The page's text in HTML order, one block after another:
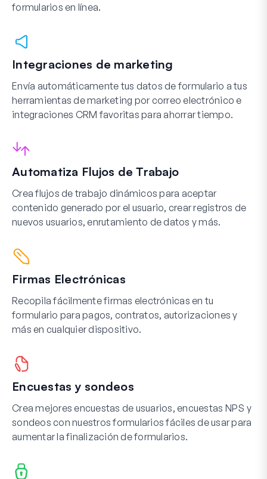
formularios en línea.
Integraciones de marketing
Envía automáticamente tus datos de formulario a tus
herramientas de marketing por correo electrónico e
integraciones CRM favoritas para ahorrar tiempo.
Automatiza Flujos de Trabajo
Crea flujos de trabajo dinámicos para aceptar
contenido generado por el usuario, crear registros de
nuevos usuarios, enrutamiento de datos y más.
Firmas Electrónicas
Recopila fácilmente firmas electrónicas en tu
formulario para pagos, contratos, autorizaciones y
más en cualquier dispositivo.
Encuestas y sondeos
Crea mejores encuestas de usuarios, encuestas NPS y
sondeos con nuestros formularios fáciles de usar para
aumentar la finalización de formularios.